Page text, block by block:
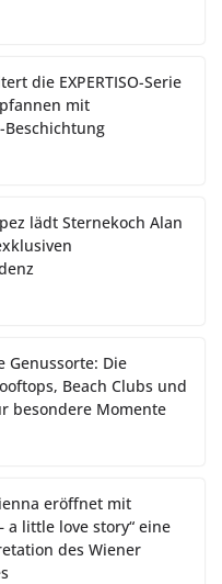
die EXPERTISO-Serie
mit
Beschichtung
lädt Sternekoch Alan
Genussorte: Die
Beach Clubs und
besondere Momente
eröffnet mit
a little love story“ eine
des Wiener